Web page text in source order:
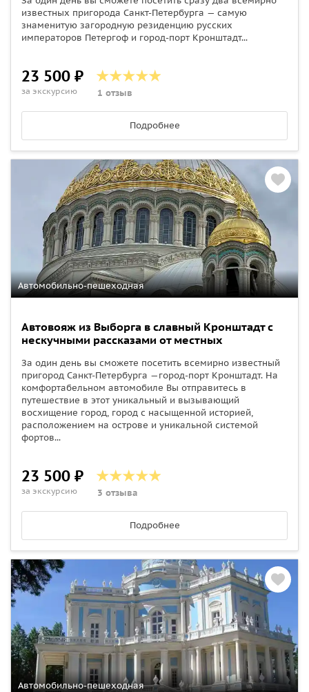
известных пригорода Санкт-Петербурга — самую
знаменитую загородную резиденцию русских
императоров Петергоф и город-порт Кронштадт...
23 500 ₽
за экскурсию 1 отзыв
Подробнее
Автомобильно-пешеходная
Автовояж из Выборга в славный Кронштадт с
нескучными рассказами от местных
За один день вы сможете посетить всемирно известный
пригород Санкт-Петербурга —город-порт Кронштадт. На
комфортабельном автомобиле Вы отправитесь в
путешествие в этот уникальный и вызывающий
восхищение город, город с насыщенной историей,
расположением на острове и уникальной системой
фортов...
23 500 ₽
за экскурсию 3 отзыва
Подробнее
Автомобильно-пешеходная